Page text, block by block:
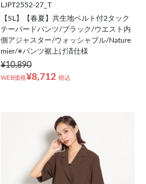
LJPT2552-27_T
【SL】【春夏】共生地ベルト付2タック
テーパードパンツ/ブラック/ウエスト内
側アジャスター/ウォッシャブル/Nature
mier/※パンツ裾上げ済仕様
¥10,890
WEB価格¥8,712 税込